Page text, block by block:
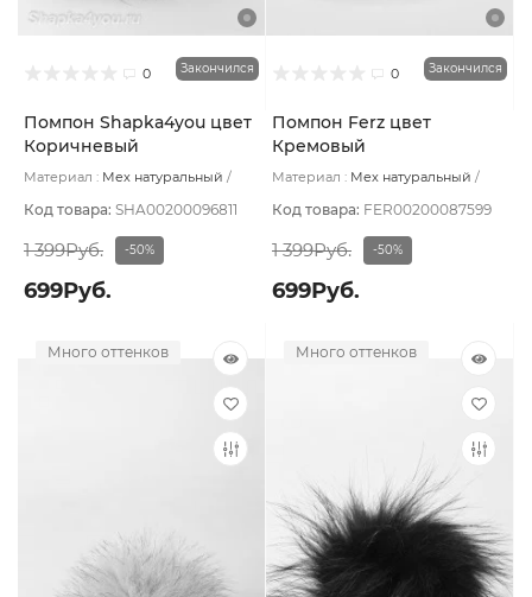
0 Закончился
Помпон Shapka4you цвет
Коричневый
Материал : Мех натуральный
Код товара: SHA00200096811
1 399Руб. -50%
699Руб.
0 Закончился
Помпон Ferz цвет
Кремовый
Материал : Мех натуральный
Код товара: FER00200087599
1 399Руб. -50%
699Руб.
Много оттенков Много оттенков